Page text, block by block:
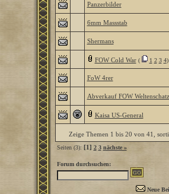
Panzerbilder
6mm Massstab
Shermans
FOW Cold War( 1 2 3 4)
FoW 4rer
Abverkauf FOW Weltenschatz
Kaisa US-General
Zeige Themen 1 bis 20 von 41,
Seiten (3): [1] 2 3 nächste »
Forum durchsuchen:
Neue